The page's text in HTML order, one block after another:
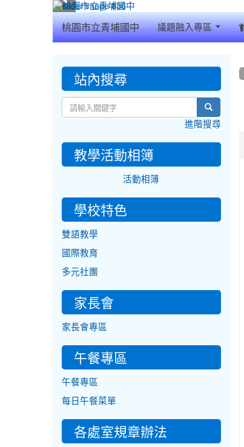
桃園市立青埔國中 議題融入專區
::: 站內搜尋
search
進階搜尋
教學活動相簿
活動相簿
學校特色
雙語教學
國際教育
多元社團
家長會
家長會專區
午餐專區
午餐專區
每日午餐菜單
各處室規章辦法